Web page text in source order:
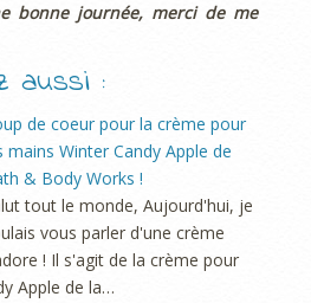
bonne journée, merci de me
aussi :
de coeur pour la crème pour
mains Winter Candy Apple de
& Body Works !
tout le monde, Aujourd'hui, je
vous parler d'une crème
! Il s'agit de la crème pour
Apple de la…